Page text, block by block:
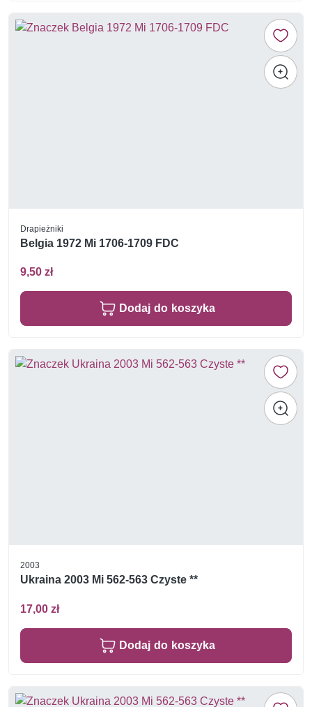
Drapieżniki
Belgia 1972 Mi 1706-1709 FDC
9,50 zł
Dodaj do koszyka
2003
Ukraina 2003 Mi 562-563 Czyste **
17,00 zł
Dodaj do koszyka